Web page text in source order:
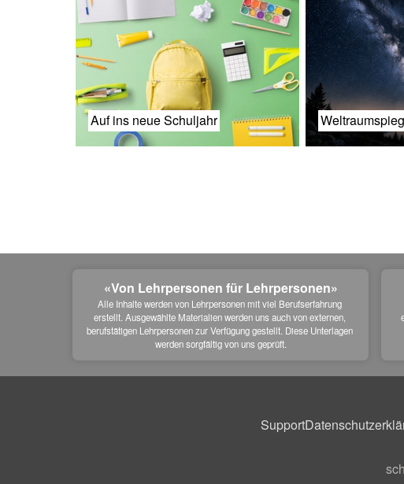
Auf ins neue Schuljahr
«Von Lehrpersonen für Lehrpersonen»
Alle Inhalte werden von Lehrpersonen mit viel Berufserfahrung
erstellt. Ausgewählte Materialien werden uns auch von externen,
berufstätigen Lehrpersonen zur Verfügung gestellt. Diese Unterlagen
werden sorgfältig von uns geprüft.
Support